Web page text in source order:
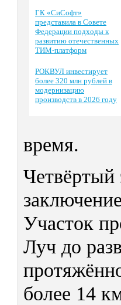
ГК «СиСофт»
представила в Совете
Федерации подходы к
развитию отечественных
ТИМ-платформ
РОКВУЛ инвестирует
более 320 млн рублей в
модернизацию
производств в 2026 году
время.
Четвёртый
Участок
Луч до
более 14